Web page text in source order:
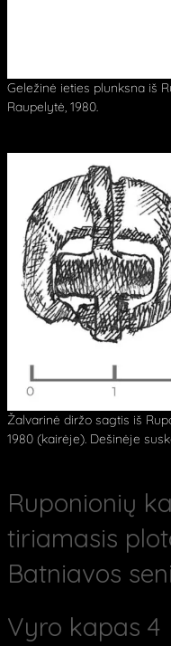
Geležinė ieties plunksna iš
Raupelytė, 1980.
Žalvarinė diržo sagtis iš
1980 (kairėje). Dešinėje
Ruponionių
tiriamasis
Batniavos
Vyro kapas 4